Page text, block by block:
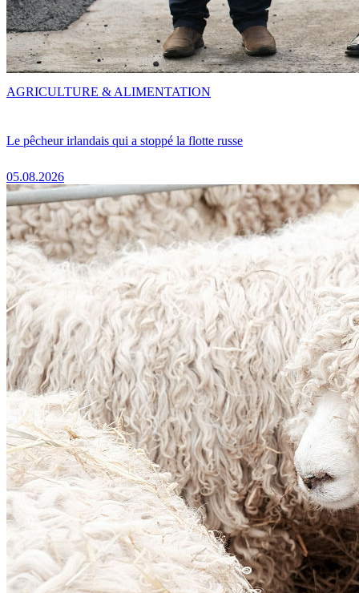
Le pêcheur irlandais qui a stoppé la flotte russe
05.08.2026
AGRICULTURE & ALIMENTATION